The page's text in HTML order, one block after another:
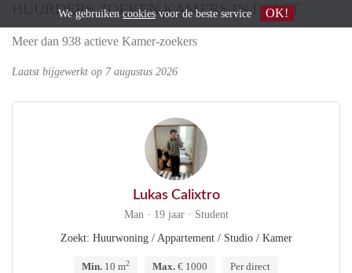
HUURDERS ZOEKEN KAMERS IN DELFT
Meer dan 938 actieve Kamer-zoekers
Laatst bijgewerkt op 7 augustus 2026
Lukas Calixtro
Man · 19 jaar · Student
Zoekt: Huurwoning / Appartement / Studio / Kamer
Min. 10 m2 Max. € 1000 Per direct
We gebruiken cookies voor de beste service OK!